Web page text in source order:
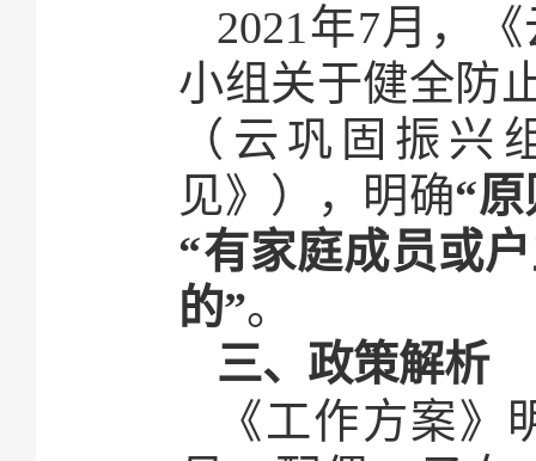
2021年7月，
小组关于健全防
（云巩固振兴
见》），明确“
“有家庭成员或
的”。
三、政策解析
《工作方案